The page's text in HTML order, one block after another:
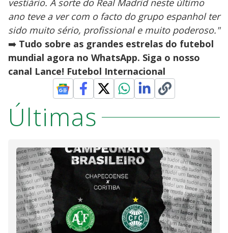
vestiário. A sorte do Real Madrid neste último
ano teve a ver com o facto do grupo espanhol ter
sido muito sério, profissional e muito poderoso."
➡️ Tudo sobre as grandes estrelas do futebol
mundial agora no WhatsApp. Siga o nosso
canal Lance! Futebol Internacional
Últimas